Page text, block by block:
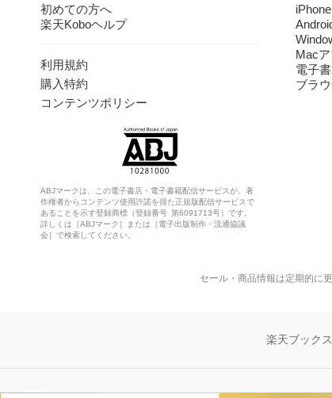
初めての方へ
楽天Koboヘルプ
利用規約
購入特約
コンテンツポリシー
ABJマークは、この電子書店・電子書籍配信サービスが、著
作権者からコンテンツ使用許諾を得た正規版配信サービスで
あることを示す登録商標（登録番号 第6091713号）です。
詳しくは［ABJマーク］または［電子出版制作・流通協議
会］で検索してください。
Macア
電子
ブラ
セール・商品情報は定期的に
楽天ブック